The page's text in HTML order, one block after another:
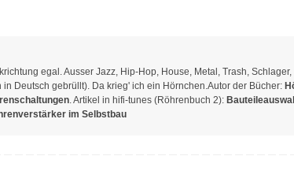
egal. Ausser Jazz, Hip-Hop, House, Metal, Trash, Schlager,
Deutsch gebrüllt). Da krieg' ich ein Hörnchen.Autor der Bücher:
. Artikel in hifi-tunes (Röhrenbuch 2):
im Selbstbau